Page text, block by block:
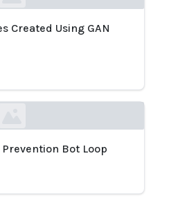
Created Using GAN
Bot Loop